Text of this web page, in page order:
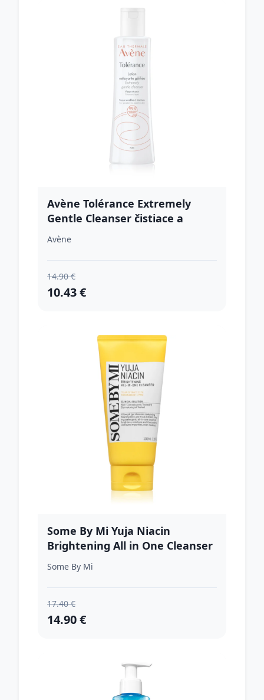
Avène Tolérance Extremely
Gentle Cleanser čistiace a
odličovacie mlieko 200 ml
Avène
14.90 €
10.43 €
Some By Mi Yuja Niacin
Brightening All in One Cleanser
rozjasňujúca čistiaca pena pre
citlivú pleť 100 ml
Some By Mi
17.40 €
14.90 €